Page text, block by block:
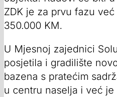
ZDK je za prvu fazu
350.000 KM.
U Mjesnoj zajednici
posjetila i gradilište
bazena s pratećim
u centru naselja i već